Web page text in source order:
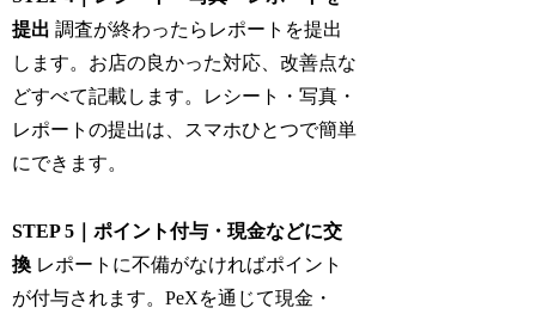
提出 調査が終わったらレポートを提出
します。お店の良かった対応、改善点な
どすべて記載します。レシート・写真・
レポートの提出は、スマホひとつで簡単
にできます。
STEP 5｜ポイント付与・現金などに交
換 レポートに不備がなければポイント
が付与されます。PeXを通じて現金・